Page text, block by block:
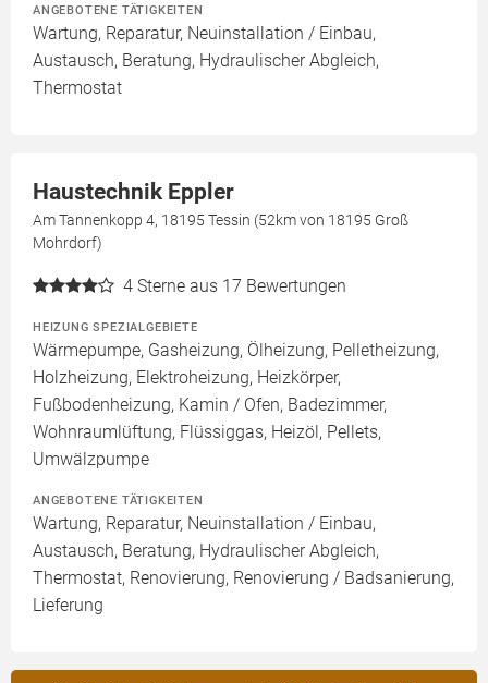
ANGEBOTENE TÄTIGKEITEN
Wartung, Reparatur, Neuinstallation / Einbau,
Austausch, Beratung, Hydraulischer Abgleich,
Thermostat
Haustechnik Eppler
Am Tannenkopp 4, 18195 Tessin (52km von 18195 Groß
Mohrdorf)
4 Sterne aus 17 Bewertungen
HEIZUNG SPEZIALGEBIETE
Wärmepumpe, Gasheizung, Ölheizung, Pelletheizung,
Holzheizung, Elektroheizung, Heizkörper,
Fußbodenheizung, Kamin / Ofen, Badezimmer,
Wohnraumlüftung, Flüssiggas, Heizöl, Pellets,
Umwälzpumpe
ANGEBOTENE TÄTIGKEITEN
Wartung, Reparatur, Neuinstallation / Einbau,
Austausch, Beratung, Hydraulischer Abgleich,
Thermostat, Renovierung, Renovierung / Badsanierung,
Lieferung